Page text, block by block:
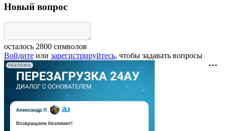
Новый вопрос
осталось 2800 символов
Войдите или зарегистрируйтесь, чтобы задавать вопросы
РЕКЛАМА